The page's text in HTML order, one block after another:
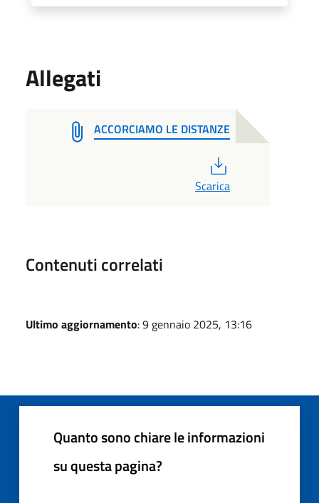
Allegati
ACCORCIAMO LE DISTANZE
Scarica
Contenuti correlati
Ultimo aggiornamento: 9 gennaio 2025, 13:16
Quanto sono chiare le informazioni
su questa pagina?